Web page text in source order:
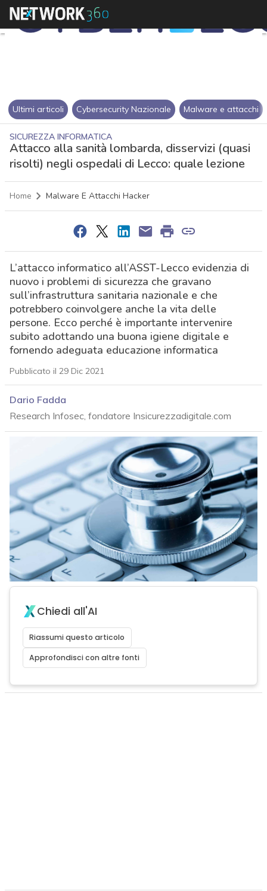
Ultimi articoli Cybersecurity Nazionale Malware e attacchi
SICUREZZA INFORMATICA
Attacco alla sanità lombarda, disservizi (quasi
risolti) negli ospedali di Lecco: quale lezione
Home Malware E Attacchi Hacker
L’attacco informatico all’ASST-Lecco evidenzia di
nuovo i problemi di sicurezza che gravano
sull’infrastruttura sanitaria nazionale e che
potrebbero coinvolgere anche la vita delle
persone. Ecco perché è importante intervenire
subito adottando una buona igiene digitale e
fornendo adeguata educazione informatica
Pubblicato il 29 Dic 2021
Dario Fadda
Research Infosec, fondatore Insicurezzadigitale.com
Chiedi all'AI
Riassumi questo articolo
Approfondisci con altre fonti